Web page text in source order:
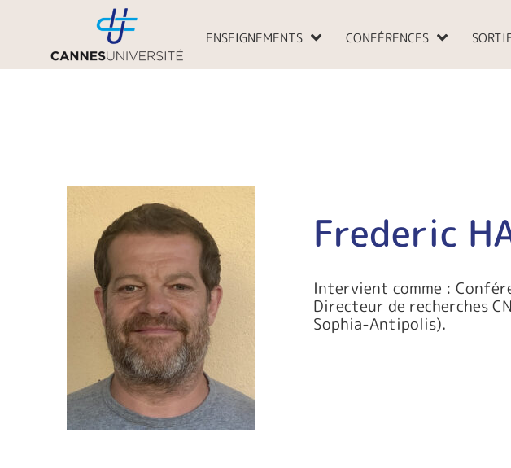
ENSEIGNEMENTS CONFÉRENCES
Frederic
Intervient comme :
Directeur de recherches
Sophia-Antipolis).